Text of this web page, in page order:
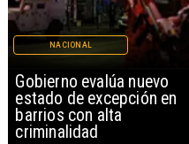
Gobierno evalúa nuevo
estado de excepción en
barrios con alta
criminalidad
NACIONAL